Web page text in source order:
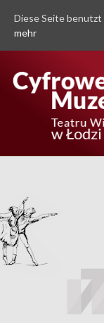
Diese Seite benutzt
mehr